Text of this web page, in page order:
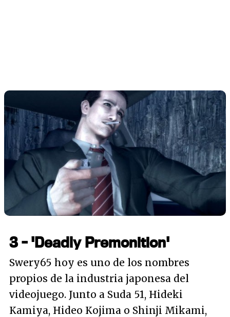
3 - 'Deadly Premonition'
Swery65 hoy es uno de los nombres
propios de la industria japonesa del
videojuego. Junto a Suda 51, Hideki
Kamiya, Hideo Kojima o Shinji Mikami,